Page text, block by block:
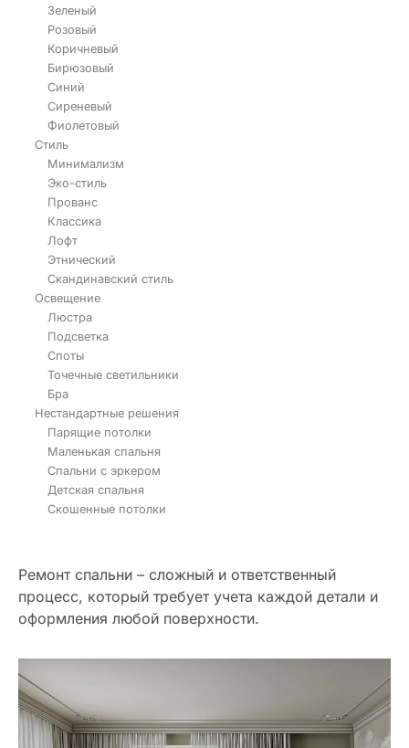
Зеленый
Розовый
Коричневый
Бирюзовый
Синий
Сиреневый
Фиолетовый
Стиль
Минимализм
Эко-стиль
Прованс
Классика
Лофт
Этнический
Скандинавский стиль
Освещение
Люстра
Подсветка
Споты
Точечные светильники
Бра
Нестандартные решения
Парящие потолки
Маленькая спальня
Спальни с эркером
Детская спальня
Скошенные потолки
Ремонт спальни – сложный и ответственный
процесс, который требует учета каждой детали и
оформления любой поверхности.